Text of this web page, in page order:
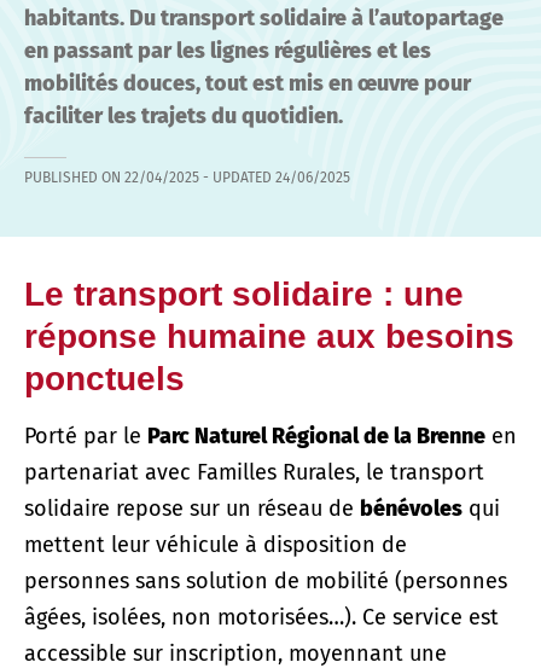
habitants. Du transport solidaire à l’autopartage
en passant par les lignes régulières et les
mobilités douces, tout est mis en œuvre pour
faciliter les trajets du quotidien.
PUBLISHED ON 22/04/2025 - UPDATED 24/06/2025
Le transport solidaire : une
réponse humaine aux besoins
ponctuels
Porté par le Parc Naturel Régional de la Brenne en
partenariat avec Familles Rurales, le transport
solidaire repose sur un réseau de bénévoles qui
mettent leur véhicule à disposition de
personnes sans solution de mobilité (personnes
âgées, isolées, non motorisées…). Ce service est
accessible sur inscription, moyennant une